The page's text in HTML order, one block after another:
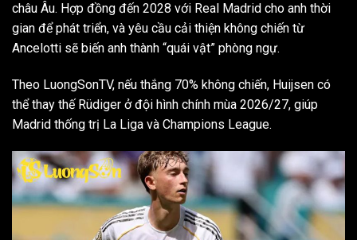
châu Âu. Hợp đồng đến 2028 với Real Madrid cho anh thời
gian để phát triển, và yêu cầu cải thiện không chiến từ
Ancelotti sẽ biến anh thành “quái vật” phòng ngự.
Theo LuongSonTV, nếu thắng 70% không chiến, Huijsen có
thể thay thế Rüdiger ở đội hình chính mùa 2026/27, giúp
Madrid thống trị La Liga và Champions League.